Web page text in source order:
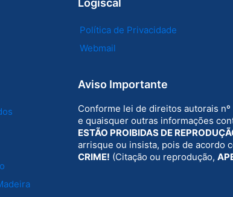
Logiscal
Política de Privacidade
Webmail
Aviso Importante
Conforme lei de direitos autorais
e quaisquer outras informações
ESTÃO PROIBIDAS DE
arrisque ou insista, pois de acordo
CRIME! (Citação ou reprodução,